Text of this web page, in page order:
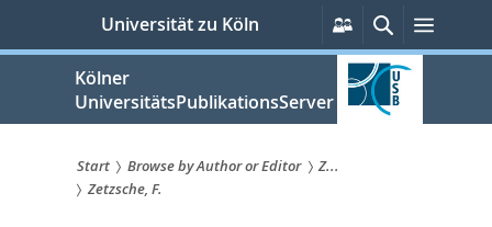
springen
Universität zu Köln
Persönliche
Services
Suche
Kölner
UniversitätsPublikationsServer
Sie
Start Browse by Author or Editor
Z...
Zetzsche, F.